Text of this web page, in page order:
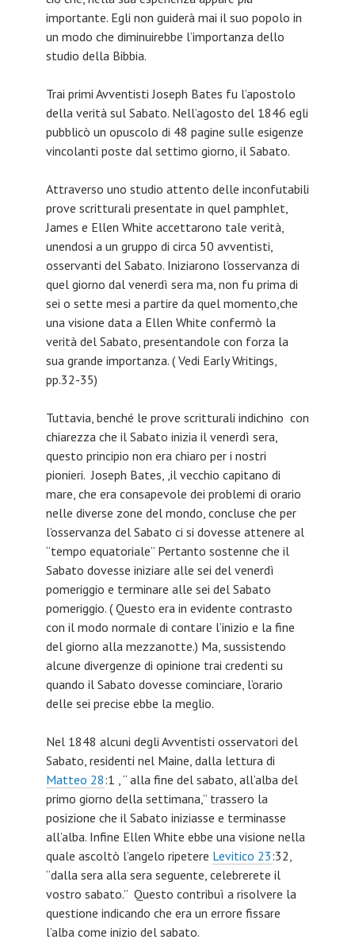
importante. Egli non guiderà mai il suo popolo in
un modo che diminuirebbe l’importanza dello
studio della Bibbia.
Trai primi Avventisti Joseph Bates fu l’apostolo
della verità sul Sabato. Nell’agosto del 1846 egli
pubblicò un opuscolo di 48 pagine sulle esigenze
vincolanti poste dal settimo giorno, il Sabato.
Attraverso uno studio attento delle inconfutabili
prove scritturali presentate in quel pamphlet,
James e Ellen White accettarono tale verità,
unendosi a un gruppo di circa 50 avventisti,
osservanti del Sabato. Iniziarono l’osservanza di
quel giorno dal venerdì sera ma, non fu prima di
sei o sette mesi a partire da quel momento,che
una visione data a Ellen White confermò la
verità del Sabato, presentandole con forza la
sua grande importanza. ( Vedi Early Writings,
pp.32-35)
Tuttavia, benché le prove scritturali indichino con
chiarezza che il Sabato inizia il venerdì sera,
questo principio non era chiaro per i nostri
pionieri. Joseph Bates, ,il vecchio capitano di
mare, che era consapevole dei problemi di orario
nelle diverse zone del mondo, concluse che per
l’osservanza del Sabato ci si dovesse attenere al
“tempo equatoriale” Pertanto sostenne che il
Sabato dovesse iniziare alle sei del venerdì
pomeriggio e terminare alle sei del Sabato
pomeriggio. ( Questo era in evidente contrasto
con il modo normale di contare l’inizio e la fine
del giorno alla mezzanotte.) Ma, sussistendo
alcune divergenze di opinione trai credenti su
quando il Sabato dovesse cominciare, l’orario
delle sei precise ebbe la meglio.
Nel 1848 alcuni degli Avventisti osservatori del
Sabato, residenti nel Maine, dalla lettura di
Matteo 28:1 , “ alla fine del sabato, all’alba del
primo giorno della settimana,” trassero la
posizione che il Sabato iniziasse e terminasse
all’alba. Infine Ellen White ebbe una visione nella
quale ascoltò l’angelo ripetere Levitico 23:32,
“dalla sera alla sera seguente, celebrerete il
vostro sabato.” Questo contribuì a risolvere la
questione indicando che era un errore fissare
l’alba come inizio del sabato.